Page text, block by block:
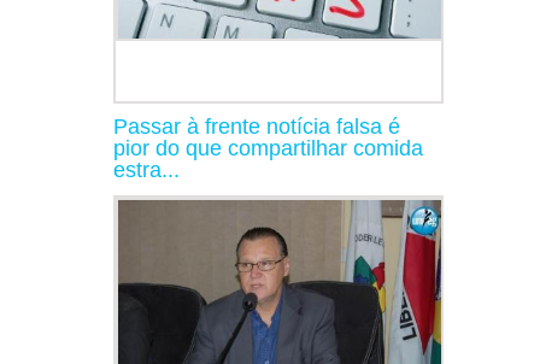
Passar à frente notícia falsa é
pior do que compartilhar comida
estra...